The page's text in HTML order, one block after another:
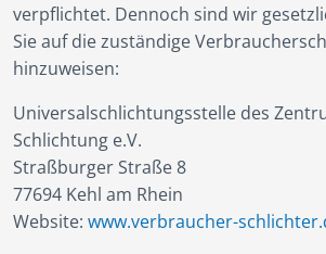
verpflichtet. Dennoch sind wir
Sie auf die zuständige
hinzuweisen:
Universalschlichtungsstelle des
Schlichtung e.V.
Straßburger Straße 8
77694 Kehl am Rhein
Website: www.verbraucher-